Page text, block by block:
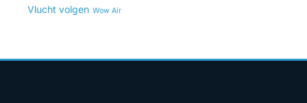
Vlucht volgen Wow Air